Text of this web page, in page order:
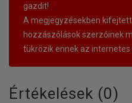
gazdit!
A megjegyzésekben
hozzászólások szerzőinek
tükrözik ennek az
Értékelések (0)